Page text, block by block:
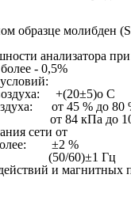
образце молибден
анализатора
- 0,5%
+(20±5)о С
от 45 % до 80
от 84 кПа до
сети от
более: ±2 %
60)±1 Гц
и магнитных